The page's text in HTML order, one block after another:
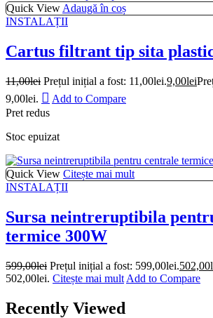
Quick View Adaugă în coș
INSTALAȚII
Cartus filtrant tip sita
11,00lei Prețul inițial a fost: 11,00lei.9,00lei
9,00lei.
Add to Compare
Pret redus
Stoc epuizat
Quick View Citește mai mult
INSTALAȚII
Sursa neintreruptibila
termice 300W
599,00lei Prețul inițial a fost: 599,00lei.502,00
502,00lei. Citește mai mult Add to Compare
Recently Viewed